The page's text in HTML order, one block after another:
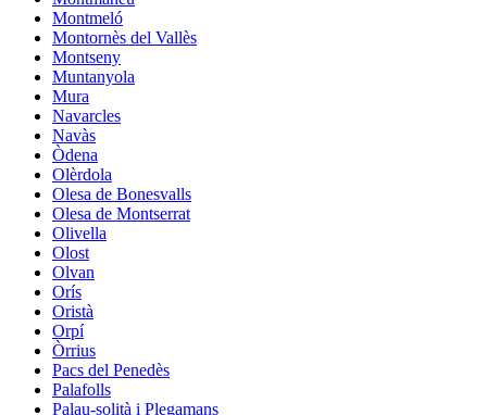
Montmeló
Montornès del Vallès
Montseny
Muntanyola
Mura
Navarcles
Navàs
Òdena
Olèrdola
Olesa de Bonesvalls
Olesa de Montserrat
Olivella
Olost
Olvan
Orís
Oristà
Orpí
Òrrius
Pacs del Penedès
Palafolls
Palau-solità i Plegamans